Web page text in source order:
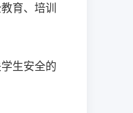
育、培训
生安全的